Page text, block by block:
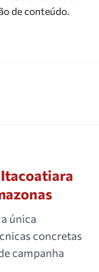
de conteúdo.
única
concretas
campanha